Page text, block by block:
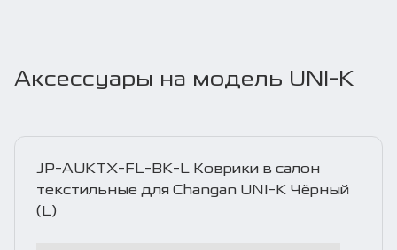
Аксессуары на модель UNI-K
JP-AUKTX-FL-BK-L Коврики в салон
текстильные для Changan UNI-K Чёрный
(L)